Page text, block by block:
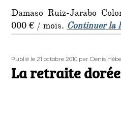
Damaso Ruiz-Jarabo
000 € / mois.Continuer la
Publié
le
Publié le 21 octobre 2010 Auteur
par Denis
La retraite